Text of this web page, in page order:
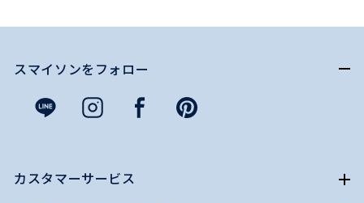
スマイソンをフォロー
カスタマーサービス